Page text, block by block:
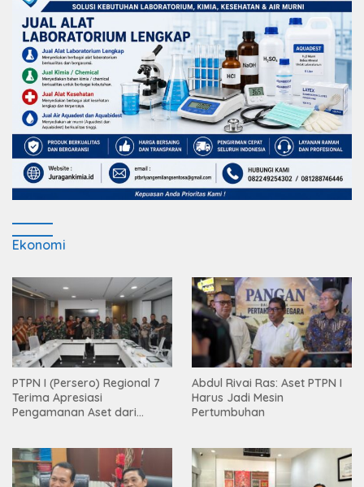
Ekonomi
PTPN I (Persero) Regional 7
Terima Apresiasi
Pengamanan Aset dari
Abdul Rivai Ras: Aset PTPN I
Harus Jadi Mesin
Pertumbuhan